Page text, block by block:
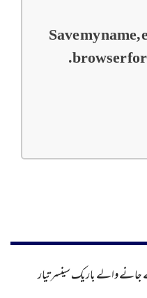
Save my
browser for
والے باریک سینسر تیار